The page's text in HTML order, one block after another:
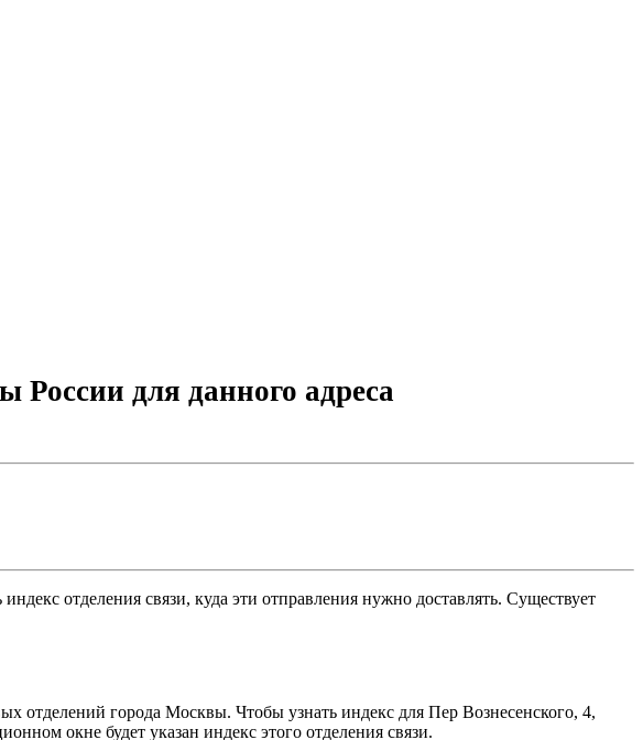
России для данного адреса
отделения связи, куда эти отправления нужно доставлять. Существует
отделений города Москвы. Чтобы узнать индекс для Пер Вознесенского, 4,
окне будет указан индекс этого отделения связи.